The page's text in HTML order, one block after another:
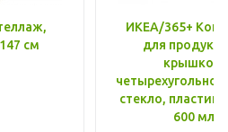
см
ИКЕА/365+
для
крышкой,
стекло, пластик
600 мл